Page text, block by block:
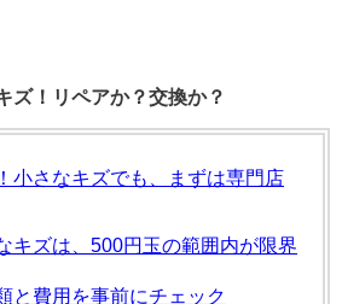
ズ！リペアか？交換か？
小さなキズでも、まずは専門店
キズは、500円玉の範囲内が限界
と費用を事前にチェック